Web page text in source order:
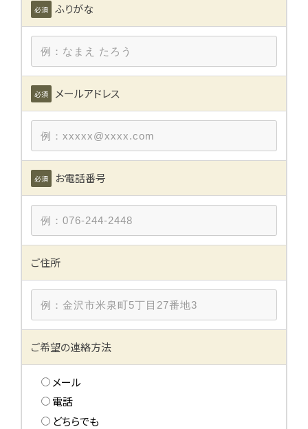
新着情報
賃貸物件
売物件
建築・リフォーム
便利屋じくう
会社概要
必須 ふりがな
必須 メールアドレス
必須 お電話番号
ご住所
ご希望の連絡方法
メール
電話
どちらでも